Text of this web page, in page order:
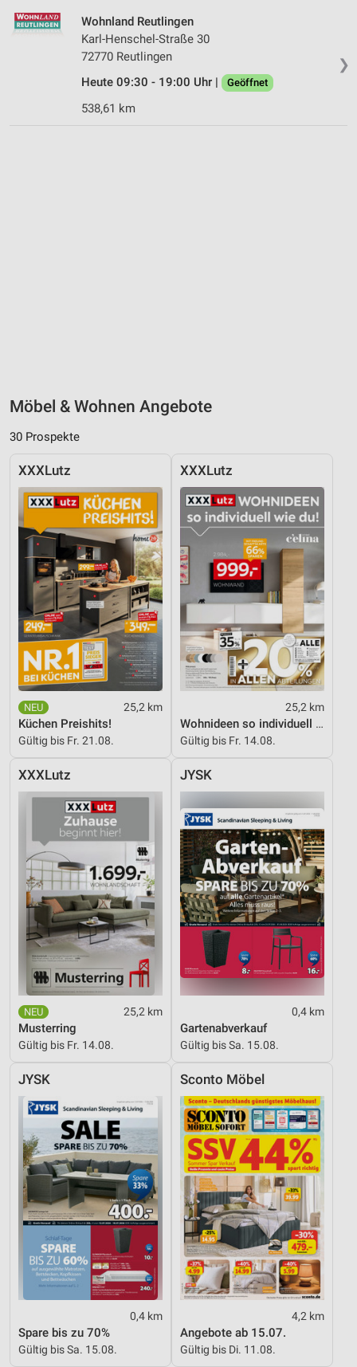
❯
Wohnland Reutlingen
Karl-Henschel-Straße 30
72770 Reutlingen
Heute 09:30 - 19:00 Uhr |
Geöffnet
538,61 km
Möbel & Wohnen Angebote
30 Prospekte
XXXLutz
25,2 km
Küchen Preishits!
Gültig bis Fr. 21.08.
XXXLutz
25,2 km
Wohnideen so individuell wie du!
Gültig bis Fr. 14.08.
XXXLutz
25,2 km
Musterring
Gültig bis Fr. 14.08.
JYSK
0,4 km
Gartenabverkauf
Gültig bis Sa. 15.08.
JYSK
0,4 km
Spare bis zu 70%
Gültig bis Sa. 15.08.
Sconto Möbel
4,2 km
Angebote ab 15.07.
Gültig bis Di. 11.08.